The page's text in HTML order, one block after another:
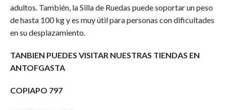
$310,000.
$280,000.
adultos. También, la Silla de Ruedas puede soportar un peso
de hasta 100 kg y es muy útil para personas con dificultades
en su desplazamiento.
TANBIEN PUEDES VISITAR NUESTRAS TIENDAS EN
ANTOFGASTA
COPIAPO 797